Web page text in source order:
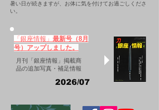
​暑い日が続きますが、お体に気を付けてお過ごしくださ
い。
「銀座情報」 最新号（8月
号）アップしました。
月刊「銀座情報」掲載商
品の追加写真・補足情報
2026/07